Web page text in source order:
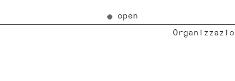
open